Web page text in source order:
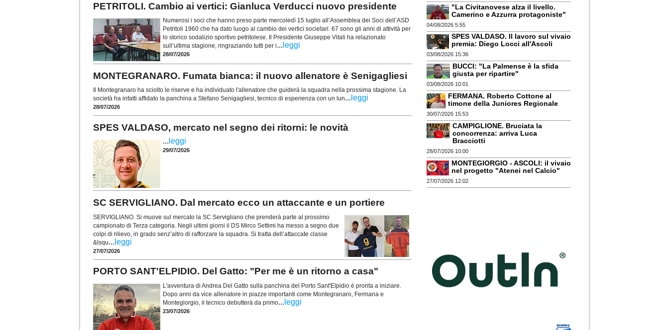
PETRITOLI. Cambio ai vertici: Gianluca Verducci nuovo presidente
Numerosi i soci che hanno preso parte mercoledì 15 luglio all’Assemblea dei Soci dell’ASD
Petritoli 1960 che ha dato luogo al cambio dei vertici societari. 67 sono gli anni di attività per
lo storico sodalizio sportivo petritolese. Il Presidente Giuseppe Vitali ha relazionato
sull’ultima stagione, ringraziando tutti per i... leggi
28/07/2026
MONTEGRANARO. Fumata bianca: il nuovo allenatore è Senigagliesi
Il Montegranaro ha sciolto le riserve e ha individuato l'allenatore che guiderà la squadra nella prossima stagione. La
società ha infatti affidato la panchina a Stefano Senigagliesi, tecnico di esperienza con un lun... leggi
28/07/2026
SPES VALDASO, mercato nel segno dei ritorni: le novità
... leggi
29/07/2026
SC SERVIGLIANO. Dal mercato ecco un attaccante e un portiere
SERVIGLIANO. Si muove sul mercato la SC Servigliano che prenderà parte al prossimo
campionato di Terza categoria. Negli ultimi giorni il DS Mirco Settimi ha messo a segno due
colpi di rilievo, in grado senz’altro di rafforzare la squadra. Si tratta dell’attaccate classe
&lsqu... leggi
27/07/2026
PORTO SANT'ELPIDIO. Del Gatto: "Per me è un ritorno a casa"
L'avventura di Andrea Del Gatto sulla panchina del Porto Sant'Elpidio è pronta a iniziare.
Dopo anni da vice allenatore in piazze importanti come Montegranaro, Fermana e
Montegiorgio, il tecnico debutterà da primo... leggi
23/07/2026
"La Civitanovese alza il livello.
Camerino e Azzurra protagoniste"
04/08/2026 5:55
SPES VALDASO. Il lavoro sul vivaio
premia: Diego Locci all'Ascoli
03/08/2026 15:36
BUCCI: "La Palmense è la sfida
giusta per ripartire"
03/08/2026 10:01
FERMANA. Roberto Cottone al
timone della Juniores Regionale
30/07/2026 15:53
CAMPIGLIONE. Bruciata la
concorrenza: arriva Luca
Bracciotti
28/07/2026 10:00
MONTEGIORGIO - ASCOLI: il vivaio
nel progetto "Atenei nel Calcio"
27/07/2026 12:02